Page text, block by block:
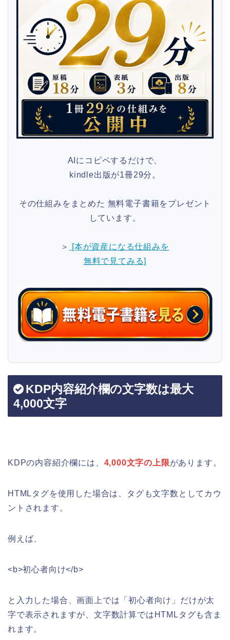
AIにコピペするだけで、
kindle出版が1冊29分。
その仕組みをまとめた 無料電子書籍をプレゼント
しています。
＞
[本が資産になる仕組みを
無料で見てみる]
KDP内容紹介欄の文字数は最大
4,000文字
KDPの内容紹介欄には、 4,000文字の上限があります。
HTMLタグを使用した場合は、タグも文字数としてカウ
ントされます。
例えば、
<b>初心者向け</b>
と入力した場合、画面上では「初心者向け」だけが太
字で表示されますが、文字数計算ではHTMLタグも含ま
れます。